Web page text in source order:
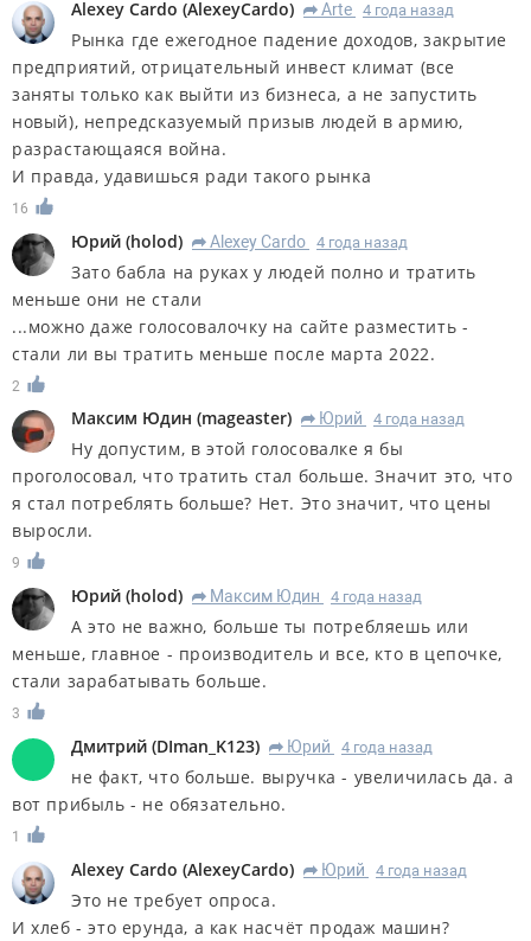
Alexey Cardo (AlexeyCardo) R Arte 4 года назад
Рынка где ежегодное падение доходов, закрытие
предприятий, отрицательный инвест климат (все
заняты только как выйти из бизнеса, а не запустить
новый), непредсказуемый призыв людей в армию,
разрастающаяся война.
И правда, удавишься ради такого рынка
16
Юрий (holod) R Alexey Cardo 4 года назад
Зато бабла на руках у людей полно и тратить
меньше они не стали
...можно даже голосовалочку на сайте разместить -
стали ли вы тратить меньше после марта 2022.
2
Максим Юдин (mageaster) R Юрий 4 года назад
Ну допустим, в этой голосовалке я бы
проголосовал, что тратить стал больше. Значит это, что
я стал потреблять больше? Нет. Это значит, что цены
выросли.
9
Юрий (holod) R Максим Юдин 4 года назад
А это не важно, больше ты потребляешь или
меньше, главное - производитель и все, кто в цепочке,
стали зарабатывать больше.
3
Дмитрий (DIman_K123) R Юрий 4 года назад
не факт, что больше. выручка - увеличилась да. а
вот прибыль - не обязательно.
1
Alexey Cardo (AlexeyCardo) R Юрий 4 года назад
Это не требует опроса.
И хлеб - это ерунда, а как насчёт продаж машин?